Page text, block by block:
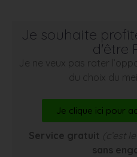
Je souhaite
d'être
Je ne veux pas rater
du choix du
Je clique ici pour
Service gratuit (c’est
sans